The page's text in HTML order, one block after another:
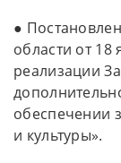
●
области от
реализации
обеспечении
и культуры».